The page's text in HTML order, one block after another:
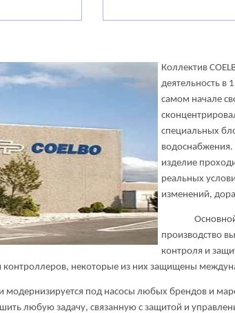
Коллектив
деятельность в
самом начале
специальных
водоснабжения.
изделие
реальных
изменений,
Основной
производство
контроля и
некоторые из них защищены
под насосы любых брендов и
любую задачу, связанную с защитой и